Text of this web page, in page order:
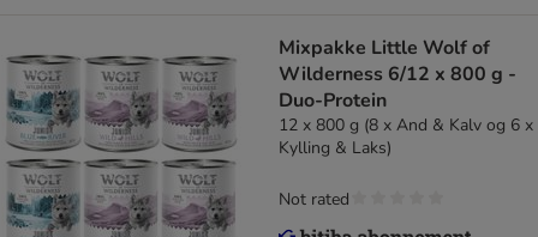
Mixpakke Little Wolf of
Wilderness 6/12 x 800 g -
Duo-Protein
12 x 800 g (8 x And & Kalv og 6 x
Kylling & Laks)
Not rated